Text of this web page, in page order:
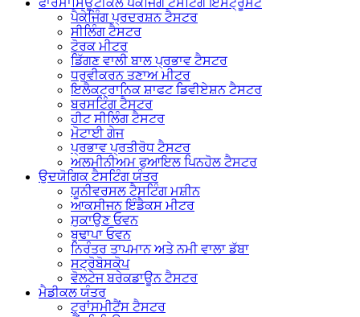
ਪੈਕੇਜਿੰਗ ਪ੍ਰਦਰਸ਼ਨ ਟੈਸਟਰ
ਸੀਲਿੰਗ ਟੈਸਟਰ
ਟੋਰਕ ਮੀਟਰ
ਡਿੱਗਣ ਵਾਲੀ ਬਾਲ ਪ੍ਰਭਾਵ ਟੈਸਟਰ
ਧਰੁਵੀਕਰਨ ਤਣਾਅ ਮੀਟਰ
ਇਲੈਕਟ੍ਰਾਨਿਕ ਸ਼ਾਫਟ ਡਿਵੀਏਸ਼ਨ ਟੈਸਟਰ
ਬਰਸਟਿੰਗ ਟੈਸਟਰ
ਹੀਟ ਸੀਲਿੰਗ ਟੈਸਟਰ
ਮੋਟਾਈ ਗੇਜ
ਪ੍ਰਭਾਵ ਪ੍ਰਤੀਰੋਧ ਟੈਸਟਰ
ਅਲਮੀਨੀਅਮ ਫੁਆਇਲ ਪਿਨਹੋਲ ਟੈਸਟਰ
ਉਦਯੋਗਿਕ ਟੈਸਟਿੰਗ ਯੰਤਰ
ਯੂਨੀਵਰਸਲ ਟੈਸਟਿੰਗ ਮਸ਼ੀਨ
ਆਕਸੀਜਨ ਇੰਡੈਕਸ ਮੀਟਰ
ਸੁਕਾਉਣ ਓਵਨ
ਬੁਢਾਪਾ ਓਵਨ
ਨਿਰੰਤਰ ਤਾਪਮਾਨ ਅਤੇ ਨਮੀ ਵਾਲਾ ਡੱਬਾ
ਸਟ੍ਰੋਬੋਸਕੋਪ
ਵੋਲਟੇਜ ਬਰੇਕਡਾਊਨ ਟੈਸਟਰ
ਮੈਡੀਕਲ ਯੰਤਰ
ਟ੍ਰਾਂਸਮੀਟੈਂਸ ਟੈਸਟਰ